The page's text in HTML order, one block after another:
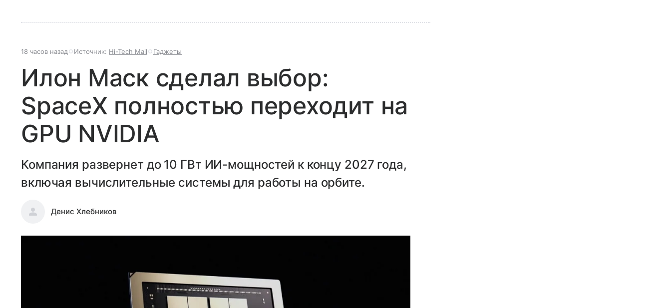
18 часов назад Источник: Hi-Tech Mail Гаджеты
Илон Маск сделал выбор:
SpaceX полностью переходит на
GPU NVIDIA
Компания развернет до 10 ГВт ИИ-мощностей к концу 2027 года,
включая вычислительные системы для работы на орбите.
Денис Хлебников